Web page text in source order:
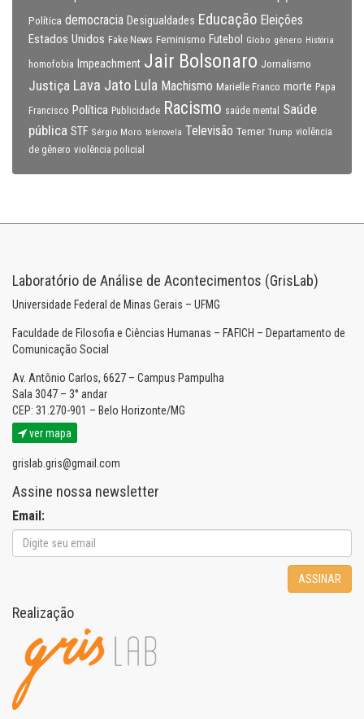
Política democracia Desigualdades Educação Eleições
Estados Unidos Fake News Feminismo Futebol Globo gênero História
homofobia Impeachment Jair Bolsonaro Jornalismo
Justiça Lava Jato Lula Machismo Marielle Franco morte Papa
Francisco Política Publicidade Racismo saúde mental
Saúde
pública STF Sérgio Moro telenovela Televisão Temer Trump violência
de gênero violência policial
Laboratório de Análise de Acontecimentos (GrisLab)
Universidade Federal de Minas Gerais – UFMG
Faculdade de Filosofia e Ciências Humanas – FAFICH – Departamento de
Comunicação Social
Av. Antônio Carlos, 6627 – Campus Pampulha
Sala 3047 – 3° andar
CEP: 31.270-901 – Belo Horizonte/MG
ver mapa
grislab.gris@gmail.com
Assine nossa newsletter
Email:
ASSINAR
Realização